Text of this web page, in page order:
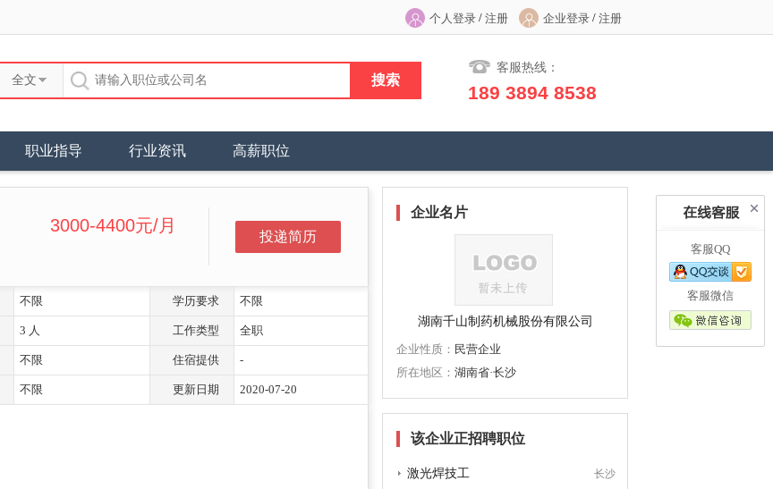
个人登录 / 注册 企业登录 / 注册
全文
客服热线：
189 3894 8538
职业指导 行业资讯 高薪职位
3000-4400元/月
不限 学历要求 不限
3 人 工作类型 全职
不限 住宿提供 -
不限 更新日期 2020-07-20
企业名片
湖南千山制药机械股份有限公司
企业性质： 民营企业
所在地区： 湖南省·长沙
该企业正招聘职位
长沙
激光焊技工
客服QQ
客服微信